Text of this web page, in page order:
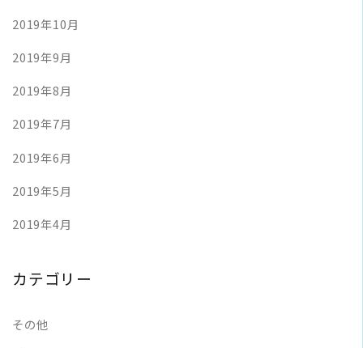
2019年10月
2019年9月
2019年8月
2019年7月
2019年6月
2019年5月
2019年4月
カテゴリー
その他